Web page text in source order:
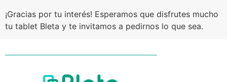
¡Gracias por tu interés! Esperamos que disfrutes mucho
tu tablet Bleta y te invitamos a pedirnos lo que sea.